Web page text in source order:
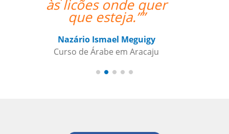
an amazing teacher
and I made so much
progress with her.
Thank you so much!””
Curso de Português em Cuiabá